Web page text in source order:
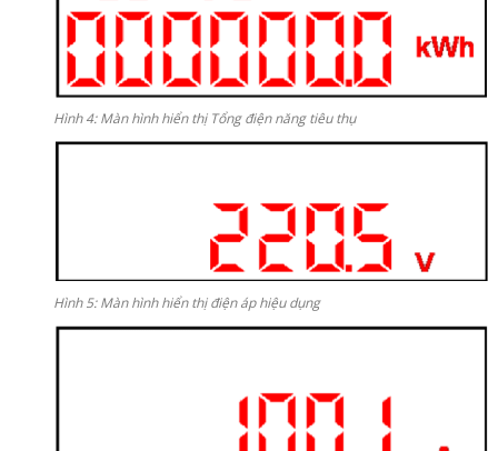
Hình 4: Màn hình hiển thị Tổng điện năng tiêu thụ
Hình 5: Màn hình hiển thị điện áp hiệu dụng